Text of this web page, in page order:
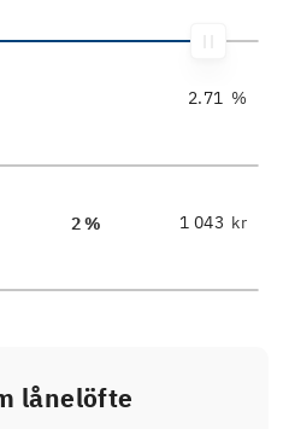
%
2 % kr
lånelöfte